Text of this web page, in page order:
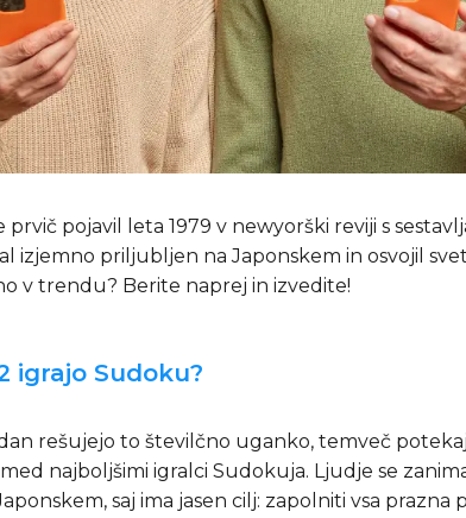
pojavil leta 1979 v newyorški reviji s
izjemno priljubljen na Japonskem in osvojil
v trendu? Berite naprej in izvedite!
igrajo Sudoku?
rešujejo to številčno uganko, temveč
najboljšimi igralci Sudokuja. Ljudje se
saj ima jasen cilj: zapolniti vsa prazna